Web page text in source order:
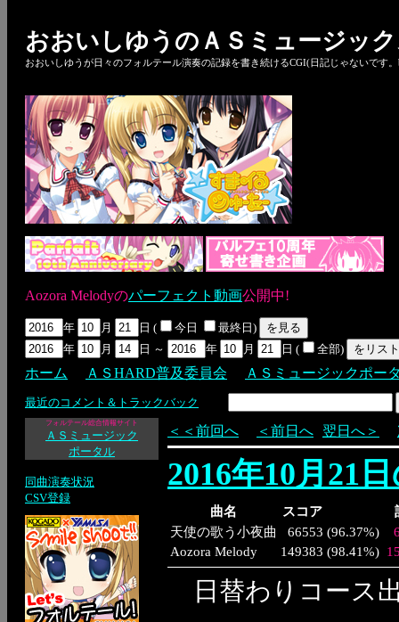
おおいしゆうのＡＳミュージッ
おおいしゆうが日々のフォルテール演奏の記録を書き続けるCGI(日記じゃないです
Aozora Melodyのパーフェクト動画公開中!
年 月 日 ( 今日
最終日)
年
月 日 ～ 年 月 日 ( 全部)
ホーム ＡＳHARD普及委員会 ＡＳミュージックポー
最近のコメント＆トラックバック
フォルテール総合情報サイト
ＡＳミュージック
ポータル
同曲演奏状況
CSV登録
＜＜前回へ ＜前日へ 翌日へ＞
2016年10月21
曲名 スコア
天使の歌う小夜曲
66553 (96.37%)
Aozora Melody
149383 (98.41%)
日替わりコース